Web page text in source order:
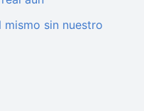
mismo sin nuestro